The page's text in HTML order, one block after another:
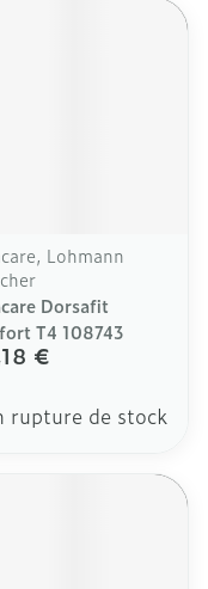
Lohmann
Dorsafit
T4 108743
€
rupture de stock